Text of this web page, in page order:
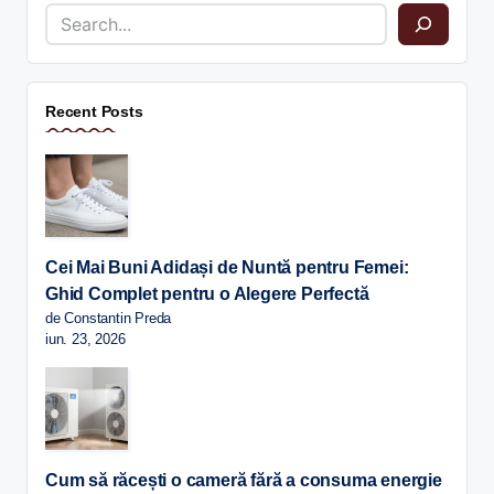
Recent Posts
Cei Mai Buni Adidași de Nuntă pentru Femei:
Ghid Complet pentru o Alegere Perfectă
de Constantin Preda
iun. 23, 2026
Cum să răcești o cameră fără a consuma energie